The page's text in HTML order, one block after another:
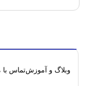
وبلاگ و آموزشتماس با